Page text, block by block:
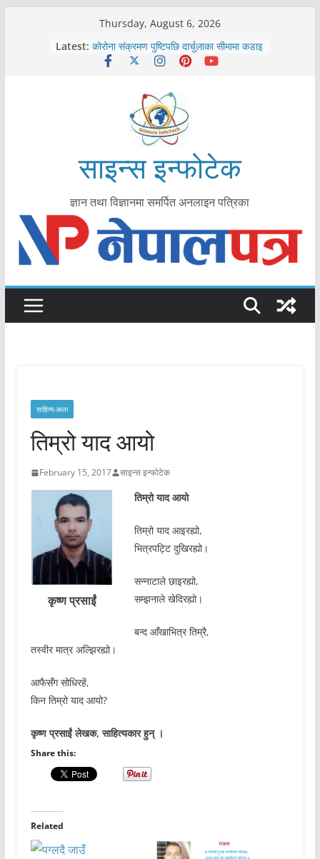
Thursday, August 6, 2026
Latest: कोरोना संक्रमण पुष्टिपछि दार्चुलाका सीमामा कडाइ
विराटनगर महानगरद्वारा पूर्ण खोप सुनिश्चित घोषणा
मकवानपुरमा खोरेत रोग विरुद्धको खोप लगाउन
आयुर्वेद चिकित्सा प्रणालीको भूमिका महत्वपूर्ण छ :
मुख्यमन्त्री शाह
काभ्रेपलाञ्चोकमा आयुर्वेद स्वास्थ्योपचारतर्फ
आकर्षण बढ्दै
साइन्स इन्फोटेक
ज्ञान तथा विज्ञानमा समर्पित अनलाइन पत्रिका
साहित्य-कला
तिम्रो याद आयो
February 15, 2017 साइन्स इन्फोटेक
कृष्ण प्रसाईं
तिम्रो याद आयो
तिम्रो याद आइरह्यो,
भित्रपट्टि दुखिरह्यो।
सन्नाटाले छाइरह्यो,
सम्झनाले खेदिरह्यो।
बन्द आँखाभित्र तिम्रै,
तस्वीर मात्र अल्झिरह्यो।
आफैसँग सोधिरहें,
किन तिम्रो याद आयो?
कृष्ण प्रसाईं लेखक, साहित्यकार हुन् ।
Share this:
Related